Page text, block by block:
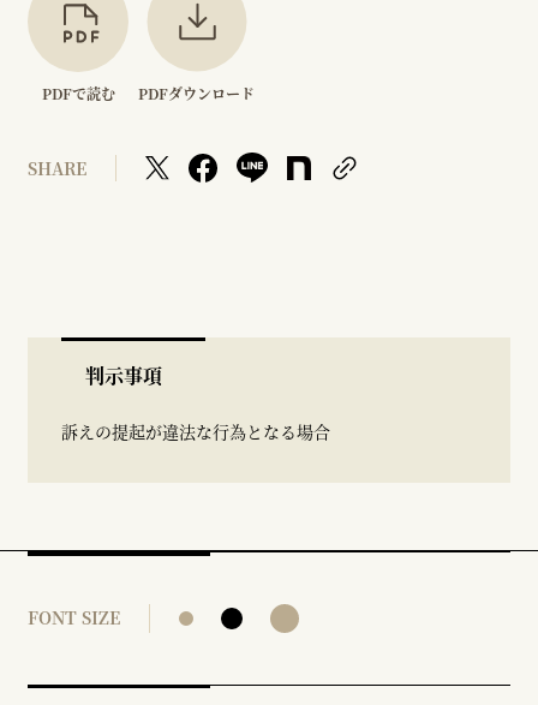
PDFで読む PDFダウンロード
SHARE
判示事項
訴えの提起が違法な行為となる場合
FONT SIZE